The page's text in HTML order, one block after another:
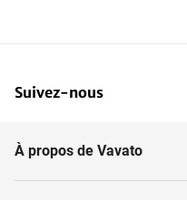
Caps
Suivez-nous
À propos de Vavato